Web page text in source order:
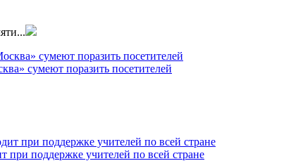
сумеют поразить посетителей
при поддержке учителей по всей стране